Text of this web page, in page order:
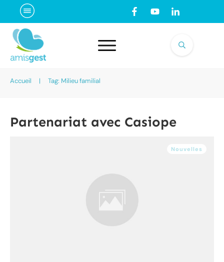
Accueil | Tag: Milieu familial
Partenariat avec Casiope
Nouvelles